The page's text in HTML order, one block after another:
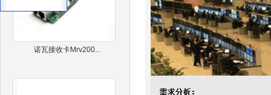
诺瓦接收卡Mrv200...